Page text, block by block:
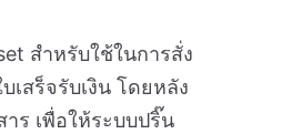
สำหรับใช้ในการสั่ง
สร็จรับเงิน โดยหลัง
ร เพื่อให้ระบบปริ๊น